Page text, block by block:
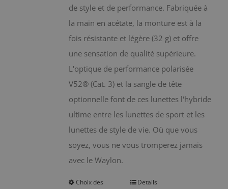
choisies
sur
la
page
du
produit
de style et de performance. Fabriquée à
la main en acétate, la monture est à la
fois résistante et légère (32 g) et offre
une sensation de qualité supérieure.
L'optique de performance polarisée
V52® (Cat. 3) et la sangle de tête
optionnelle font de ces lunettes l'hybride
ultime entre les lunettes de sport et les
lunettes de style de vie. Où que vous
soyez, vous ne vous tromperez jamais
avec le Waylon.
Choix des
CeDetails